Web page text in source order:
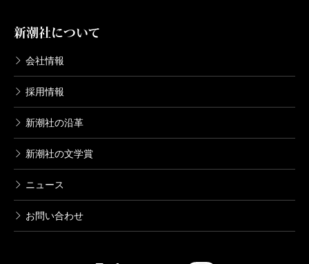
新潮社について
会社情報
採用情報
新潮社の沿革
新潮社の文学賞
ニュース
お問い合わせ